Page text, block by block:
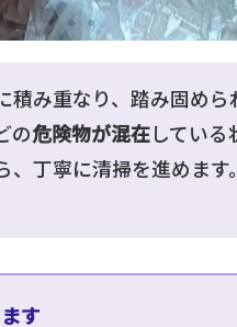
み重なり、踏み固め
の危険物が混在してい
丁寧に清掃を進めます
す